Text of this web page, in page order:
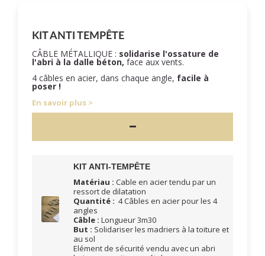
KIT ANTI TEMPÊTE
CÂBLE MÉTALLIQUE : solidarise l'ossature de
l'abri à la dalle béton, face aux vents.
4 câbles en acier, dans chaque angle, facile à
poser !
En savoir plus
KIT ANTI-TEMPÊTE
Matériau : Cable en acier tendu par un
ressort de dilatation
Quantité : 4 Câbles en acier pour les 4
angles
Câble : Longueur 3m30
But : Solidariser les madriers à la toiture et
au sol
Elément de sécurité vendu avec un abri